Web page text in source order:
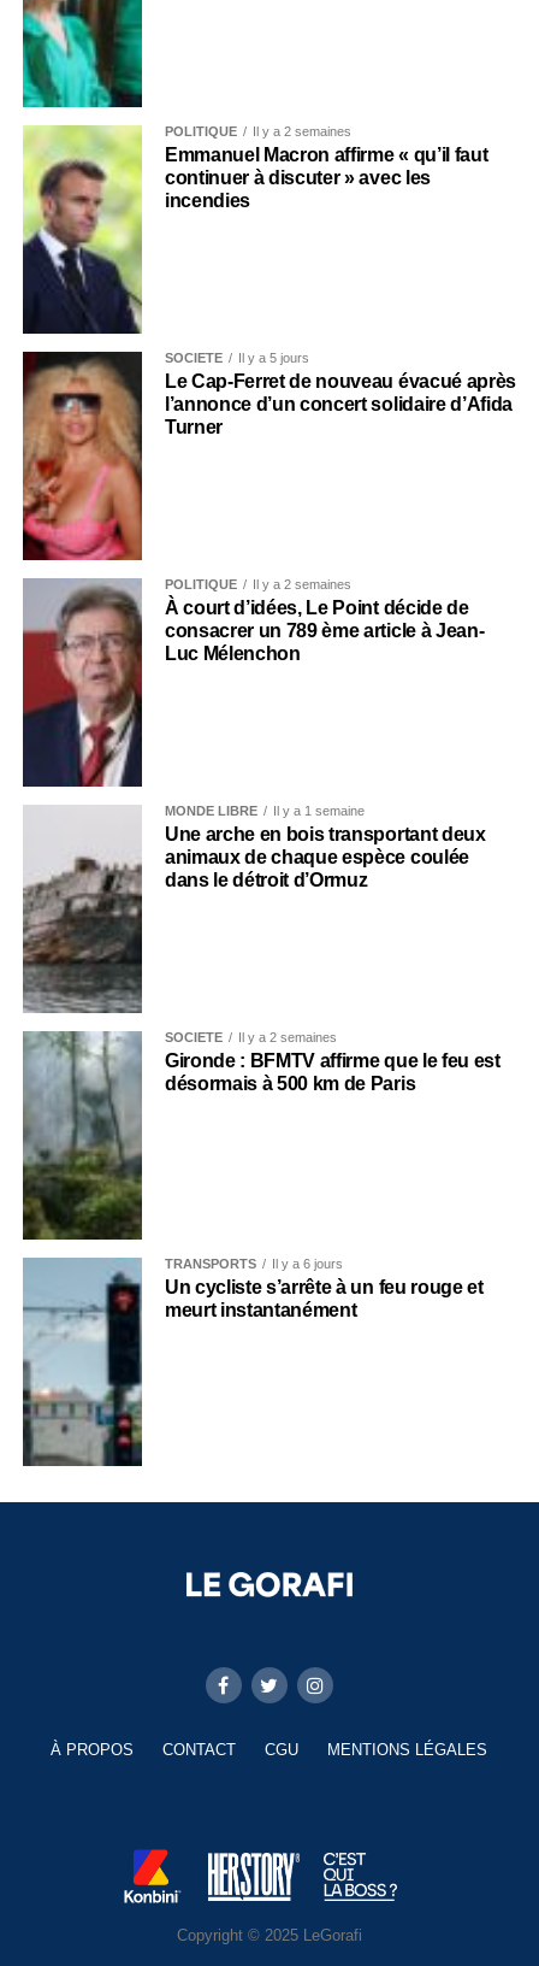
POLITIQUE Il y a 2 semaines
Emmanuel Macron affirme « qu’il faut
continuer à discuter » avec les
incendies
SOCIÉTÉ Il y a 5 jours
Le Cap-Ferret de nouveau évacué après
l’annonce d’un concert solidaire d’Afida
Turner
POLITIQUE Il y a 2 semaines
À court d’idées, Le Point décide de
consacrer un 789 ème article à Jean-
Luc Mélenchon
MONDE LIBRE Il y a 1 semaine
Une arche en bois transportant deux
animaux de chaque espèce coulée
dans le détroit d’Ormuz
SOCIÉTÉ Il y a 2 semaines
Gironde : BFMTV affirme que le feu est
désormais à 500 km de Paris
TRANSPORTS Il y a 6 jours
Un cycliste s’arrête à un feu rouge et
meurt instantanément
À PROPOS CONTACT CGU MENTIONS LÉGALES
Copyright © 2025 LeGorafi